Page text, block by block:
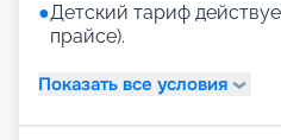
●Детский тариф
прайсе).
Показать все условия